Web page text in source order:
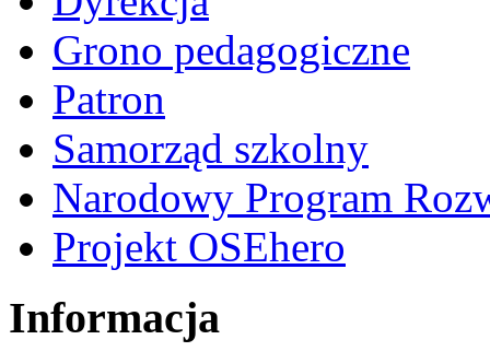
Grono pedagogiczne
Patron
Samorząd szkolny
Narodowy Program
Projekt OSEhero
Informacja